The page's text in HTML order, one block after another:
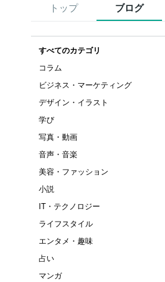
トップ ブログ
すべてのカテゴリ
コラム
ビジネス・マーケティング
デザイン・イラスト
学び
写真・動画
音声・音楽
美容・ファッション
小説
IT・テクノロジー
ライフスタイル
エンタメ・趣味
占い
マンガ